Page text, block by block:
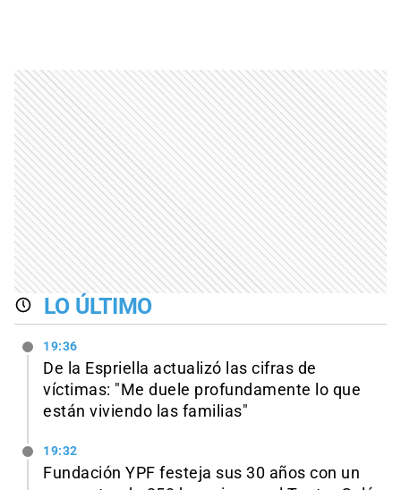
LO ÚLTIMO
19:36
De la Espriella actualizó las cifras de
víctimas: "Me duele profundamente lo que
están viviendo las familias"
19:32
Fundación YPF festeja sus 30 años con un